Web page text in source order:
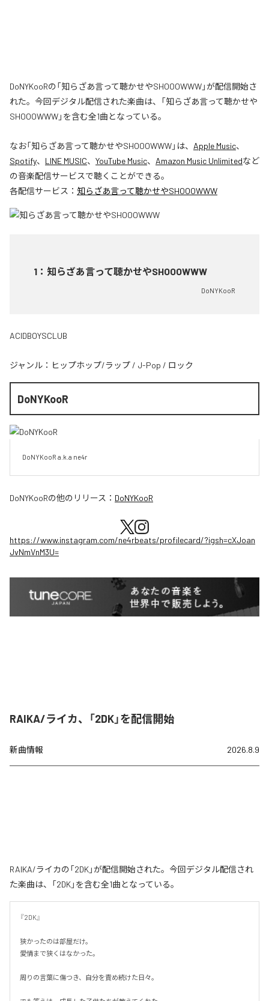
DoNYKooRの「知らざあ言って聴かせやSHOOOWWW」が配信開始さ
れた。今回デジタル配信された楽曲は、「知らざあ言って聴かせや
SHOOOWWW」を含む全1曲となっている。
なお「知らざあ言って聴かせやSHOOOWWW」は、 Apple Music、
Spotify、 LINE MUSIC、 YouTube Music、 Amazon Music Unlimitedなど
の音楽配信サービスで聴くことができる。
各配信サービス： 知らざあ言って聴かせやSHOOOWWW
1 ： 知らざあ言って聴かせやSHOOOWWW
DoNYKooR
ACIDBOYSCLUB
ジャンル： ヒップホップ/ラップ / J-Pop / ロック
DoNYKooR
DoNYKooR a.k.a ne4r
DoNYKooRの他のリリース： DoNYKooR
https://www.instagram.com/ne4rbeats/profilecard/?igsh=cXJoan
JvNmVnM3U=
RAIKA/ライカ、「2DK」を配信開始
新曲情報 2026.8.9
RAIKA/ライカの「2DK」が配信開始された。今回デジタル配信され
た楽曲は、「2DK」を含む全1曲となっている。
『2DK』
狭かったのは部屋だけ。
愛情まで狭くはなかった。
周りの言葉に傷つき、自分を責め続けた日々。